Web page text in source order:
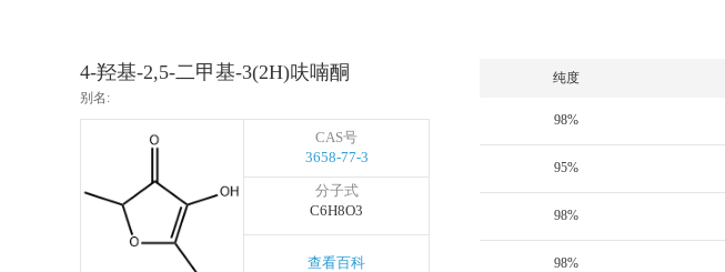
4-羟基-2,5-二甲基-3(2H)呋喃酮
别名:
CAS号
3658-77-3
分子式
C6H8O3
查看百科
纯度
98%
95%
98%
98%